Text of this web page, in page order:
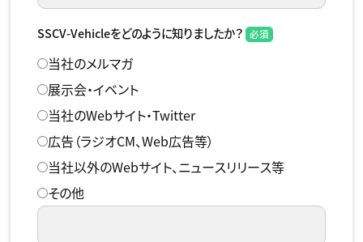
SSCV-Vehicleをどのように知りましたか？
当社のメルマガ
展示会・イベント
当社のWebサイト・Twitter
広告（ラジオCM、Web広告等）
当社以外のWebサイト、ニュースリリース等
その他